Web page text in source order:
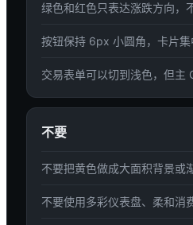
绿色和红色只表达涨跌方向，
按钮保持 6px 小圆角，卡片集
交易表单可以切到浅色，但主
不要
不要把黄色做成大面积背景或
不要使用多彩仪表盘、柔和消